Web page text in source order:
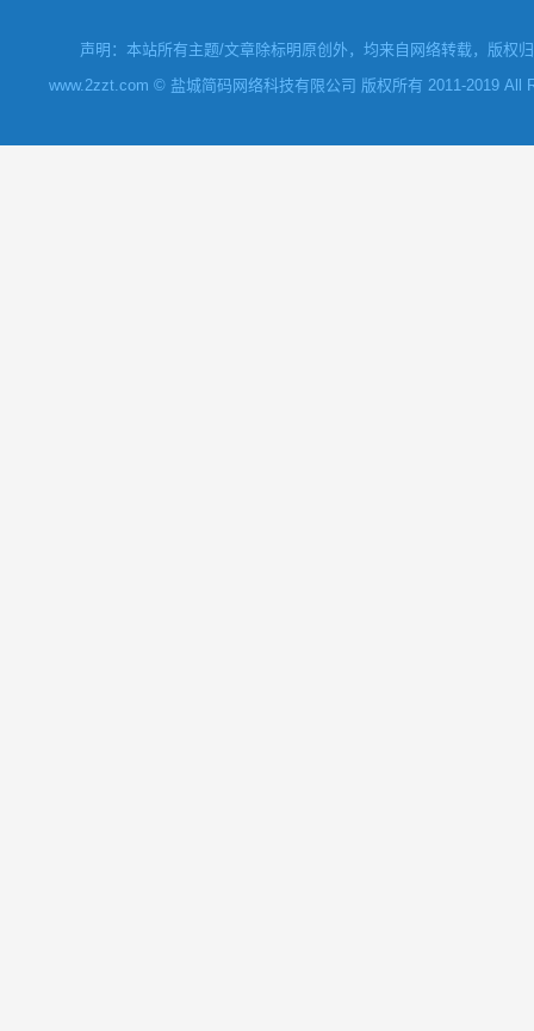
声明：本站所有主题/文章除标明原创外，均来自网络转载，版权
www.2zzt.com © 盐城简码网络科技有限公司 版权所有 2011-2019